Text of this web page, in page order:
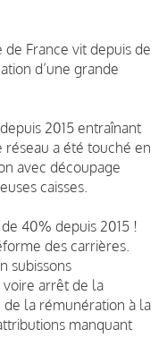
de France vit depuis de
d’une grande
2015 entraînant
a été touché en
avec découpage
caisses.
40% depuis 2015 !
des carrières.
subissons
arrêt de la
de la rémunération à la
manquant